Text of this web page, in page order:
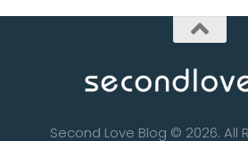
Second Love Blog © 2026. All